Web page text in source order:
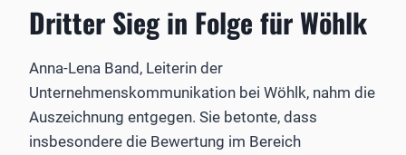
Dritter Sieg in Folge für Wöhlk
Anna-Lena Band, Leiterin der
Unternehmenskommunikation bei Wöhlk, nahm die
Auszeichnung entgegen. Sie betonte, dass
insbesondere die Bewertung im Bereich